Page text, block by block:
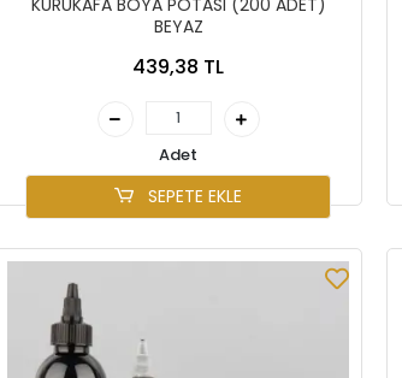
KURUKAFA BOYA POTASI (200 ADET)
BEYAZ
439,38 TL
Adet
SEPETE EKLE